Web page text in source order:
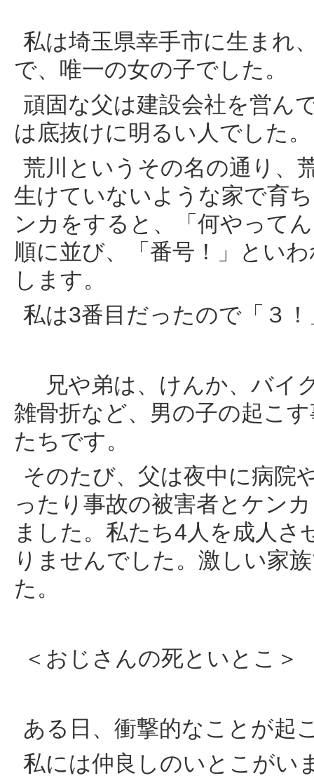
私は埼玉県幸手市に生まれ
で、唯一の女の子でした。
頑固な父は建設会社を営ん
は底抜けに明るい人でした。
荒川というその名の通り、
生けていないような家で育
ンカをすると、「何やって
順に並び、「番号！」とい
します。
私は3番目だったので「３
兄や弟は、けんか、バイ
雑骨折など、男の子の起こ
たちです。
そのたび、父は夜中に病院
ったり事故の被害者とケン
ました。私たち4人を成人
りませんでした。激しい家
た。
＜おじさんの死といとこ＞
ある日、衝撃的なことが起
私には仲良しのいとこがい